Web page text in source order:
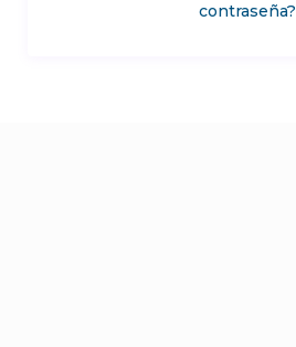
contraseña?